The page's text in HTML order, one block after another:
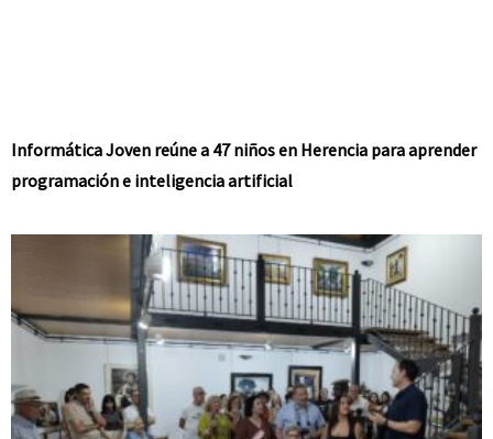
Informática Joven reúne a 47 niños en Herencia para aprender
programación e inteligencia artificial